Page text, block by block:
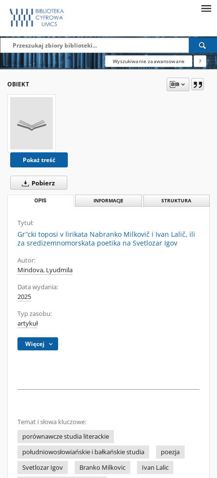
Wyszukiwanie zaawansowane ?
OBIEKT
Pokaż treść
Pobierz
OPIS INFORMACJE STRUKTURA
Tytuł:
Grʺcki toposi v lirikata Nabranko Milkovič i Ivan Lalič, ili
za sredizemnomorskata poetika na Svetlozar Igov
Autor:
Mindova, Lyudmila
Data wydania:
2025
Typ zasobu:
artykuł
Więcej
Temat i słowa kluczowe:
porównawcze studia literackie
południowosłowiańskie i bałkańskie studia
poezja
Svetlozar Igov
Branko Milkovic
Ivan Lalic